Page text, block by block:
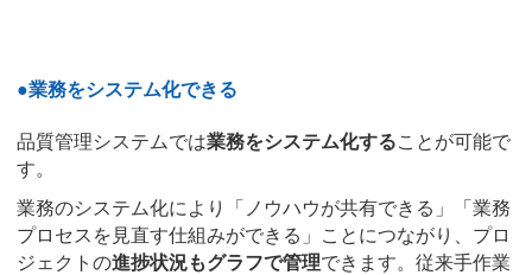
●業務をシステム化できる
品質管理システムでは業務をシステム化することが可能で
す。
業務のシステム化により「ノウハウが共有できる」「業務
プロセスを見直す仕組みができる」ことにつながり、プロ
ジェクトの進捗状況もグラフで管理できます。従来手作業